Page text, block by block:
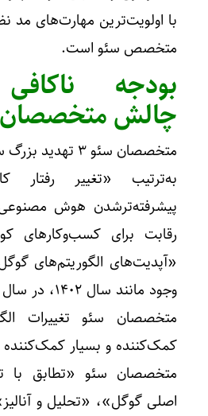
با اولویت‌ترین مهارت‌های مد
متخصص سئو است.
بودجه
چالش
به‌ترتیب «تغییر رفتار
پیشرفته‌ترشدن هوش
رقابت برای
«آپدیت‌های الگوریتم‌های
متخصصان سئو تغییرات
کمک‌کننده و بسیار کمک‌کننده
متخصصان سئو «تطابق با
اصلی گوگل»، «تحلیل و